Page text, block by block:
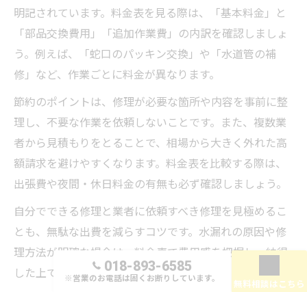
明記されています。料金表を見る際は、「基本料金」と
「部品交換費用」「追加作業費」の内訳を確認しましょ
う。例えば、「蛇口のパッキン交換」や「水道管の補
修」など、作業ごとに料金が異なります。
節約のポイントは、修理が必要な箇所や内容を事前に整
理し、不要な作業を依頼しないことです。また、複数業
者から見積もりをとることで、相場から大きく外れた高
額請求を避けやすくなります。料金表を比較する際は、
出張費や夜間・休日料金の有無も必ず確認しましょう。
自分でできる修理と業者に依頼すべき修理を見極めるこ
とも、無駄な出費を減らすコツです。水漏れの原因や修
理方法が明確な場合は、料金表で費用感を把握し、納得
した上で依頼するのが安全です。
018-893-6585
※営業のお電話は固くお断りしています。
無料相談はこちら